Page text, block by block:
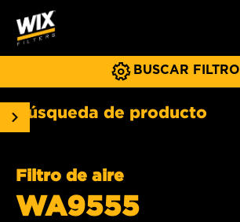
BUSCAR FILTRO
Búsqueda de producto
Filtro de aire
WA9555